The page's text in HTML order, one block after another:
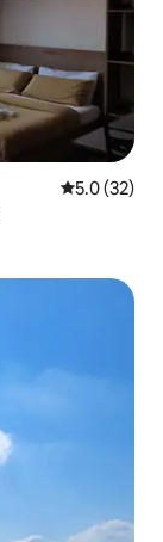
Calificación
5.0 (32)